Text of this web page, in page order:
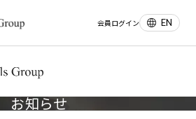
EN
会員ログイン
お知らせ